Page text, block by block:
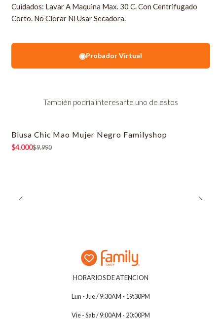
Cuidados: Lavar A Maquina Max. 30 C. Con Centrifugado
Corto. No Clorar Ni Usar Secadora.
◉Probador Virtual
También podría interesarte uno de estos
-60% OFF
Blusa Chic Mao Mujer Negro Familyshop
$4.000$9.990
HORARIOS DE ATENCION
Lun - Jue / 9:30AM - 19:30PM
Vie - Sab / 9:00AM - 20:00PM